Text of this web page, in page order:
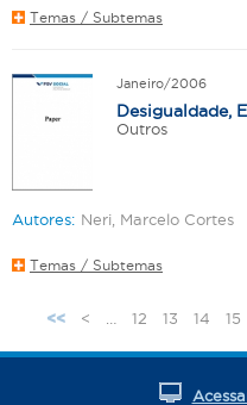
Temas / Subtemas
Janeiro/2006
Desigualdade,
Outros
Autores: Neri, Marcelo Cortes
Temas / Subtemas
á
<< < 12 13 14 15